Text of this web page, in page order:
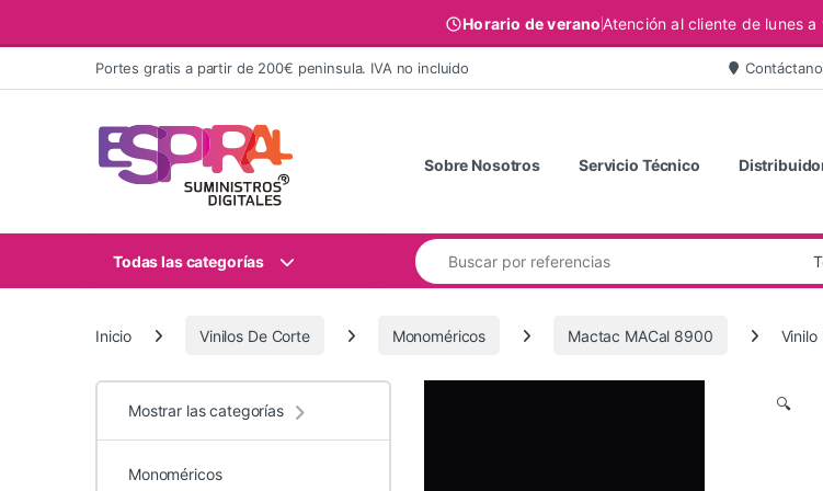
Horario de veranoAtención al cliente de lunes a
Ir al contenidoPortes gratis a partir de 200€ peninsula. IVA no incluido
Sobre Nosotros Servicio Técnico
Todas las categorías
Buscar:
Inicio Vinilos De Corte Monoméricos Mactac MACal 8900
🔍
Mostrar las categorías
Monoméricos